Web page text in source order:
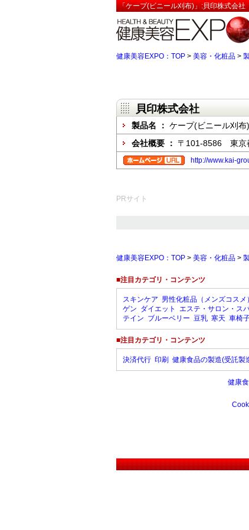
「ケープ(ビニール刈布)」:貝印株式会社
健康美容EXPO：TOP > 美容・化粧品 >
貝印株式会社
製品名 ： ケープ(ビニール刈布)
会社概要 ： 〒101-8586 東京
http://www.kai-
PRサイト
健康美容EXPO：TOP > 美容・化粧品 >
■注目カテゴリ・コンテンツ
スキンケア 男性化粧品（メンズコスメ）
ゲン ダイエット エステ・サロン・ス
テイン ブルーベリー 豆乳 寒天 車椅
■注目カテゴリ・コンテンツ
決済代行 印刷 健康食品の製造(受託製
健康